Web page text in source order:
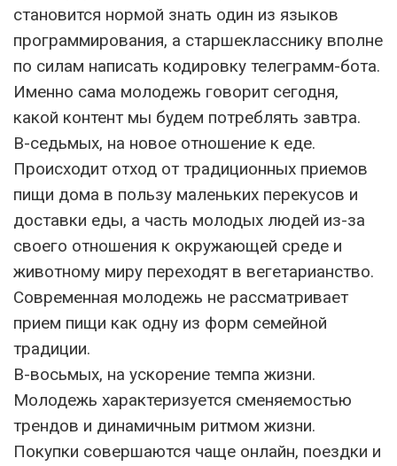
становится нормой знать один из языков
программирования, а старшекласснику вполне
по силам написать кодировку телеграмм-бота.
Именно сама молодежь говорит сегодня,
какой контент мы будем потреблять завтра.
В-седьмых, на новое отношение к еде.
Происходит отход от традиционных приемов
пищи дома в пользу маленьких перекусов и
доставки еды, а часть молодых людей из-за
своего отношения к окружающей среде и
животному миру переходят в вегетарианство.
Современная молодежь не рассматривает
прием пищи как одну из форм семейной
традиции.
В-восьмых, на ускорение темпа жизни.
Молодежь характеризуется сменяемостью
трендов и динамичным ритмом жизни.
Покупки совершаются чаще онлайн, поездки и